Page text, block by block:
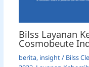
Bilss Layanan
Cosmobeute
berita, insight/ Bilss